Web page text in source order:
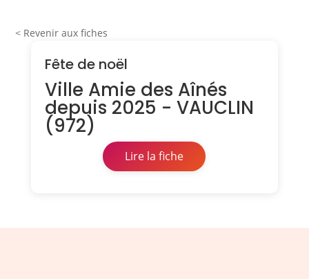
< Revenir aux fiches
Fête de noël
Ville Amie des Aînés
depuis 2025 - VAUCLIN
(972)
Lire la fiche